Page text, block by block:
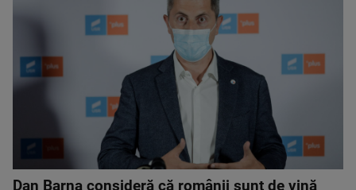
Dan Barna consideră că românii sunt de vină